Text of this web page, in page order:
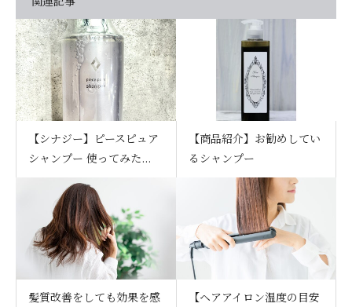
【シナジー】ピースピュア
シャンプー 使ってみた...
【商品紹介】お勧めしてい
るシャンプー
髪質改善をしても効果を感
【ヘアアイロン温度の目安